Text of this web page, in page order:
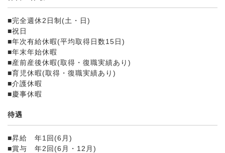
■完全週休2日制(土・日)
■祝日
■年次有給休暇(平均取得日数15日)
■年末年始休暇
■産前産後休暇(取得・復職実績あり)
■育児休暇(取得・復職実績あり)
■介護休暇
■慶事休暇
待遇
■昇給 年1回(6月)
■賞与 年2回(6月・12月)